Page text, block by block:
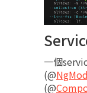
一個
(@
(@